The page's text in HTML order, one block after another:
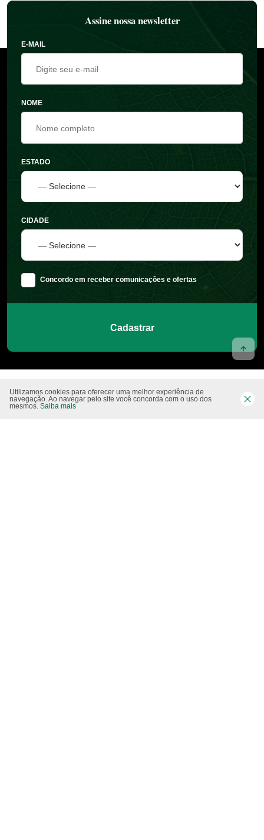
Assine nossa newsletter
E-MAIL
NOME
ESTADO
CIDADE
Concordo em receber comunicações e ofertas
Cadastrar
Utilizamos cookies para oferecer uma melhor experiência de
navegação. Ao navegar pelo site você concorda com o uso dos
mesmos. Saiba mais